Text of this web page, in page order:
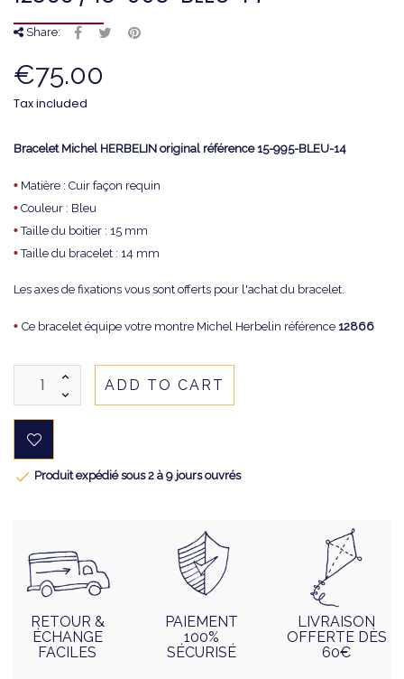
Share:
€75.00
Tax included
Bracelet Michel HERBELIN original référence 15-995-BLEU-14
• Matière : Cuir façon requin
• Couleur : Bleu
•Taille du boitier : 15 mm
•Taille du bracelet : 14 mm
Les axes de fixations vous sont offerts pour l'achat du bracelet.
• Ce bracelet équipe votre montre Michel Herbelin référence 12866
ADD TO CART
 Produit expédié sous 2 à 9 jours ouvrés
RETOUR &
ÉCHANGE
FACILES
PAIEMENT
100%
SÉCURISÉ
LIVRAISON
OFFERTE DÈS
60€